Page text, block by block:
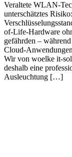
Veraltete WLAN-
unterschätztes
of-Life-Hardware
gefährden –
Cloud-
Wir von woelke it-
deshalb eine
Ausleuchtung […]